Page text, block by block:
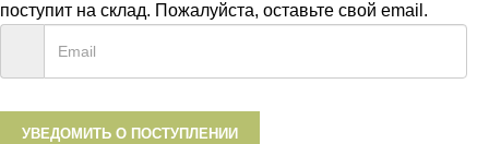
поступит на склад. Пожалуйста, оставьте свой email.
УВЕДОМИТЬ О ПОСТУПЛЕНИИ